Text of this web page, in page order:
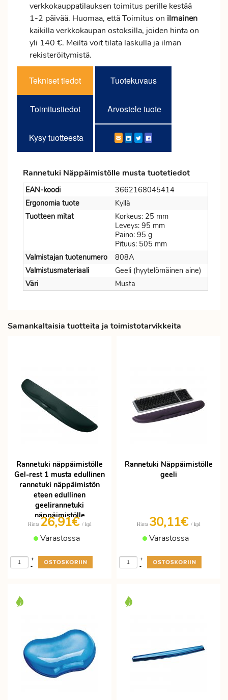
verkkokauppatilauksen toimitus perille kestää
1-2 päivää. Huomaa, että Toimitus on ilmainen
kaikilla verkkokaupan ostoksilla, joiden hinta on
yli 140 €. Meiltä voit tilata laskulla ja ilman
rekisteröitymistä.
Tekniset tiedot Tuotekuvaus
Toimitustiedot Arvostele tuote
Kysy tuotteesta
Rannetuki Näppäimistölle musta tuotetiedot
EAN-koodi
3662168045414
Ergonomia tuote
Kyllä
Tuotteen mitat
Korkeus: 25 mm
Leveys: 95 mm
Paino: 95 g
Pituus: 505 mm
Valmistajan tuotenumero
808A
Valmistusmateriaali
Geeli (hyytelömäinen aine)
Väri
Musta
Samankaltaisia tuotteita ja toimistotarvikkeita
Rannetuki näppäimistölle
Gel-rest 1 musta edullinen
rannetuki näppäimistön
eteen edullinen
geelirannetuki
näppäimistölle
Hinta26,91€/ kpl
Varastossa
-
+
Rannetuki Näppäimistölle
geeli
Hinta 30,11€ / kpl
Varastossa
-
+